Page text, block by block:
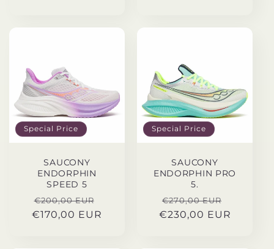
Special Price
SAUCONY
ENDORPHIN
SPEED 5
Precio
habitual
€200,00 EUR
Price
€170,00 EUR
Special Price
SAUCONY
ENDORPHIN PRO
5.
Precio
habitual
€270,00 EUR
Price
€230,00 EUR